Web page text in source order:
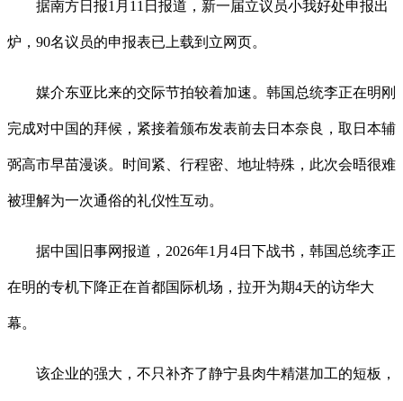
据南方日报1月11日报道，新一届立议员小我好处申报出
炉，90名议员的申报表已上载到立网页。
媒介东亚比来的交际节拍较着加速。韩国总统李正在明刚
完成对中国的拜候，紧接着颁布发表前去日本奈良，取日本辅
弼高市早苗漫谈。时间紧、行程密、地址特殊，此次会晤很难
被理解为一次通俗的礼仪性互动。
据中国旧事网报道，2026年1月4日下战书，韩国总统李正
在明的专机下降正在首都国际机场，拉开为期4天的访华大
幕。
该企业的强大，不只补齐了静宁县肉牛精湛加工的短板，